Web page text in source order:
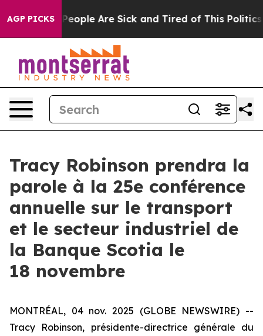
AGP PICKS
Win: “People Are Sick and Tired of This Politics
Tracy Robinson prendra la
parole à la 25e conférence
annuelle sur le transport
et le secteur industriel de
la Banque Scotia le
18 novembre
MONTRÉAL, 04 nov. 2025 (GLOBE NEWSWIRE) --
Tracy Robinson, présidente-directrice générale du